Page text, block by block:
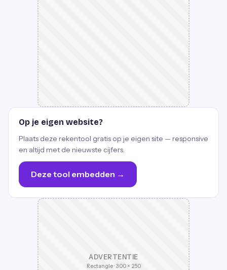
Op je eigen website?
Plaats deze rekentool gratis op je eigen site — responsive
en altijd met de nieuwste cijfers.
Deze tool embedden →
ADVERTENTIE
Rectangle · 300 × 250